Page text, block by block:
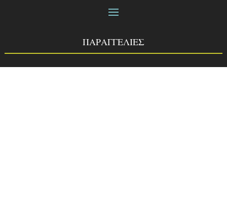
ΠΑΡΑΓΓΕΛΙΕΣ